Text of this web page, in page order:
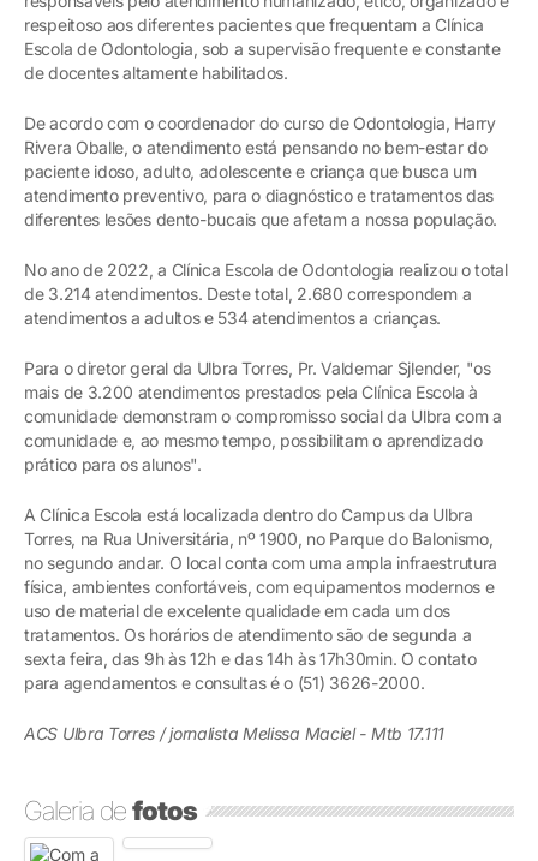
respeitoso aos diferentes pacientes que frequentam a Clínica
Escola de Odontologia, sob a supervisão frequente e constante
de docentes altamente habilitados.
De acordo com o coordenador do curso de Odontologia, Harry
Rivera Oballe, o atendimento está pensando no bem-estar do
paciente idoso, adulto, adolescente e criança que busca um
atendimento preventivo, para o diagnóstico e tratamentos das
diferentes lesões dento-bucais que afetam a nossa população.
No ano de 2022, a Clínica Escola de Odontologia realizou o total
de 3.214 atendimentos. Deste total, 2.680 correspondem a
atendimentos a adultos e 534 atendimentos a crianças.
Para o diretor geral da Ulbra Torres, Pr. Valdemar Sjlender, "os
mais de 3.200 atendimentos prestados pela Clínica Escola à
comunidade demonstram o compromisso social da Ulbra com a
comunidade e, ao mesmo tempo, possibilitam o aprendizado
prático para os alunos".
A Clínica Escola está localizada dentro do Campus da Ulbra
Torres, na Rua Universitária, nº 1900, no Parque do Balonismo,
no segundo andar. O local conta com uma ampla infraestrutura
física, ambientes confortáveis, com equipamentos modernos e
uso de material de excelente qualidade em cada um dos
tratamentos. Os horários de atendimento são de segunda a
sexta feira, das 9h às 12h e das 14h às 17h30min. O contato
para agendamentos e consultas é o (51) 3626-2000.
ACS Ulbra Torres / jornalista Melissa Maciel - Mtb 17.111
Galeria defotos